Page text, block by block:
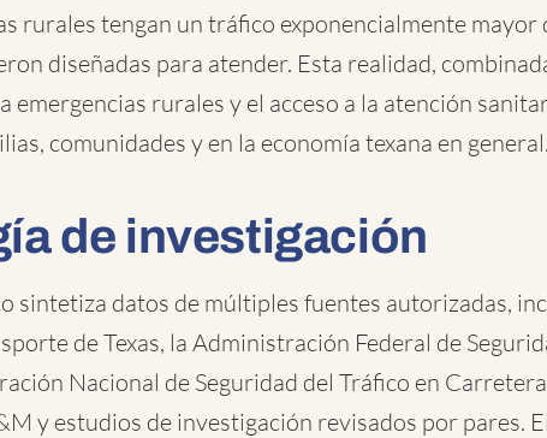
rurales tengan un tráfico exponencialmente mayor
diseñadas para atender. Esta realidad,
emergencias rurales y el acceso a la atención
comunidades y en la economía texana en general.
de investigación
sintetiza datos de múltiples fuentes autorizadas,
de Texas, la Administración Federal de
Nacional de Seguridad del Tráfico en
y estudios de investigación revisados por pares.